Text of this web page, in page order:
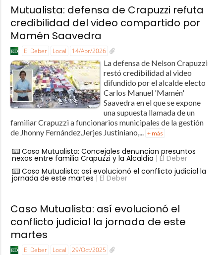
Mutualista: defensa de Crapuzzi refuta
credibilidad del video compartido por
Mamén Saavedra
El Deber Local 14/Abr/2026
La defensa de Nelson Crapuzzi
restó credibilidad al video
difundido por el alcalde electo
Carlos Manuel 'Mamén'
Saavedra en el que se expone
una supuesta llamada de un
familiar Crapuzzi a funcionarios municipales de la gestión
de Jhonny Fernández.Jerjes Justiniano,... + más
Caso Mutualista: Concejales denuncian presuntos
nexos entre familia Crapuzzi y la Alcaldía | El Deber
Caso Mutualista: así evolucionó el conflicto judicial la
jornada de este martes | El Deber
Caso Mutualista: así evolucionó el
conflicto judicial la jornada de este
martes
El Deber Local 29/Oct/2025